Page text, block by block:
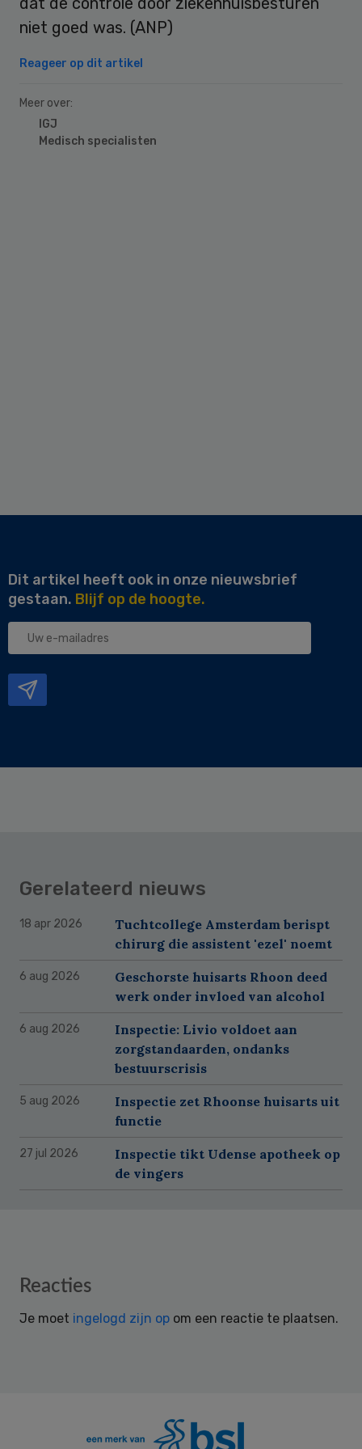
niet goed was. (ANP)
Reageer op dit artikel
Meer over:
IGJ
Medisch specialisten
Dit artikel heeft ook in onze nieuwsbrief
gestaan. Blijf op de hoogte.
Uw
Gerelateerd nieuws
18 apr 2026
Tuchtcollege Amsterdam berispt
chirurg die assistent 'ezel' noemt
6 aug 2026
Geschorste huisarts Rhoon deed
werk onder invloed van alcohol
6 aug 2026
Inspectie: Livio voldoet aan
zorgstandaarden, ondanks
bestuurscrisis
5 aug 2026
Inspectie zet Rhoonse huisarts uit
functie
27 jul 2026
Inspectie tikt Udense apotheek op
de vingers
Reader
Reacties
Je moet ingelogd zijn op om een reactie te plaatsen.